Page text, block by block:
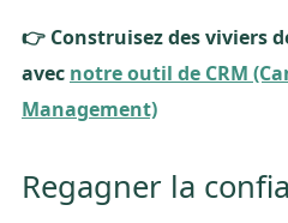
👉 Construisez des viviers
avec notre outil de CRM
Management)
Regagner la